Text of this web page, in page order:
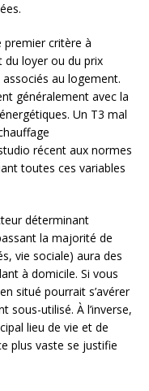
critère à
du loyer ou du prix
associés au logement.
généralement avec la
Un T3 mal
récent aux normes
toutes ces variables
déterminant
la majorité de
vie sociale) aura des
à domicile. Si vous
situé pourrait s’avérer
sous-utilisé. À l’inverse,
lieu de vie et de
plus vaste se justifie